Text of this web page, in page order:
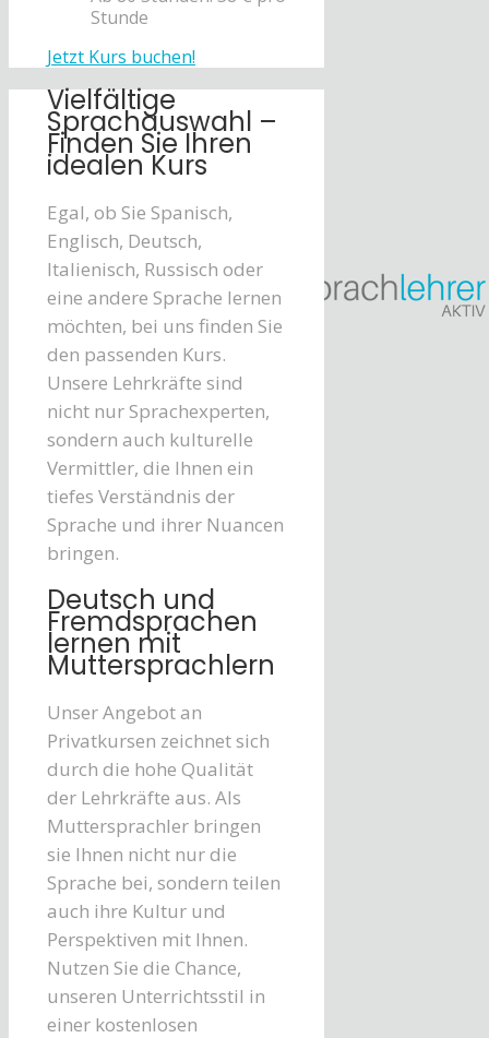
Stunde
Jetzt Kurs buchen!
Vielfältige
Sprachauswahl –
Finden Sie Ihren
idealen Kurs
Egal, ob Sie Spanisch,
Englisch, Deutsch,
Italienisch, Russisch oder
eine andere Sprache lernen
möchten, bei uns finden Sie
den passenden Kurs.
Unsere Lehrkräfte sind
nicht nur Sprachexperten,
sondern auch kulturelle
Vermittler, die Ihnen ein
tiefes Verständnis der
Sprache und ihrer Nuancen
bringen.
Deutsch und
Fremdsprachen
lernen mit
Muttersprachlern
Unser Angebot an
Privatkursen zeichnet sich
durch die hohe Qualität
der Lehrkräfte aus. Als
Muttersprachler bringen
sie Ihnen nicht nur die
Sprache bei, sondern teilen
auch ihre Kultur und
Perspektiven mit Ihnen.
Nutzen Sie die Chance,
unseren Unterrichtsstil in
einer kostenlosen